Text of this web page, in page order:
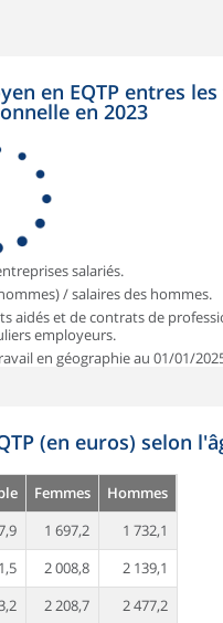
en EQTP entres
en 2023
salariés.
/ salaires des hommes.
aidés et de contrats de
employeurs.
en géographie au 01/01/
(en euros) selon
Femmes
Hommes
1 697,2
1 732,1
2 008,8
2 139,1
2 208,7
2 477,2